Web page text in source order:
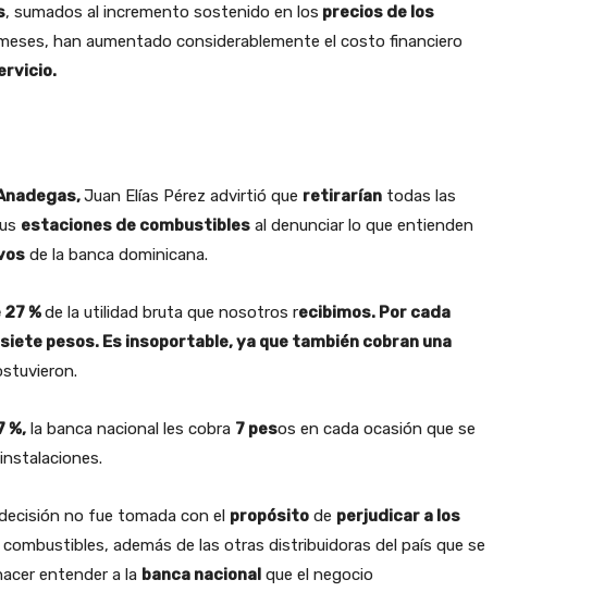
, sumados al incremento sostenido en los precios de los
han aumentado considerablemente el costo financiero
Juan Elías Pérez advirtió que retirarían todas las
estaciones de combustibles al denunciar lo que entienden
de la banca dominicana.
%de la utilidad bruta que nosotros recibimos. Por cada
pesos. Es insoportable, ya que también cobran una
%, la banca nacional les cobra 7 pesos en cada ocasión que se
no fue tomada con el propósito de perjudicar a los
además de las otras distribuidoras del país que se
entender a la banca nacional que el negocio